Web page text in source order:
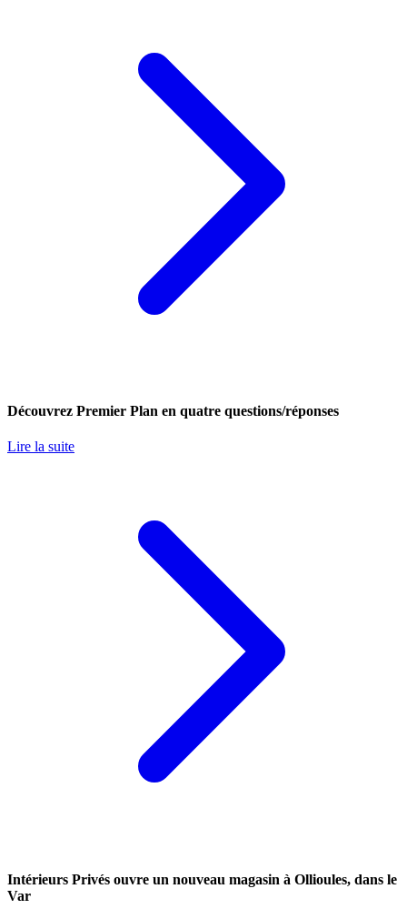
Découvrez Premier Plan en quatre questions/réponses
Lire la suite
Intérieurs Privés ouvre un nouveau magasin à Ollioules, dans le
Var